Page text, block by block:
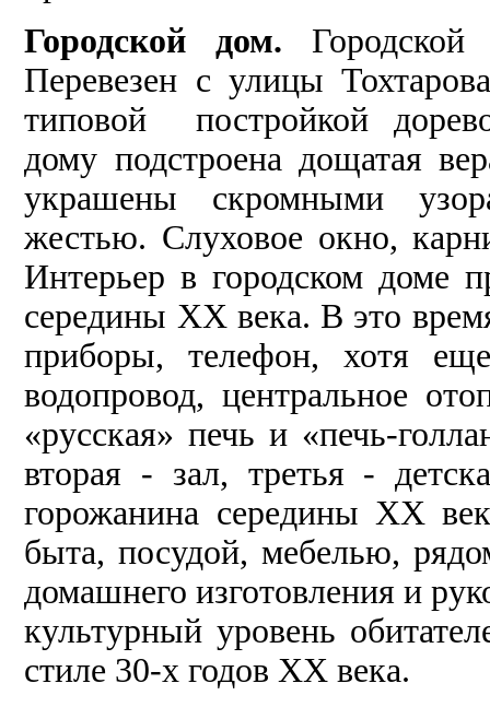
Городской дом.
Перевезен с улицы
типовой постройкой
дому подстроена дощатая
украшены скромными
жестью. Слуховое окно,
Интерьер в городском доме
середины ХХ века. В это
приборы, телефон, хотя
водопровод, центральное
«русская» печь и «печь-
вторая - зал, третья -
горожанина середины ХХ
быта, посудой, мебелью,
домашнего изготовления и
культурный уровень
стиле 30-х годов ХХ века.